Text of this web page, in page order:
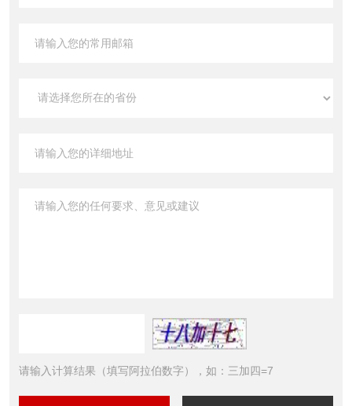
请输入计算结果（填写阿拉伯数字），如：三加四=7